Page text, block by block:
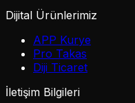
Dijital Ürünlerimiz
APP Kurye
Pro Takas
Diji Ticaret
İletişim Bilgileri